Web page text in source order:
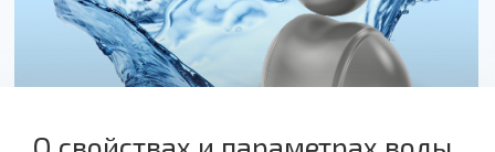
Как вода ПВВК помогает
нормализовать состав
внутриклеточной жидкости,